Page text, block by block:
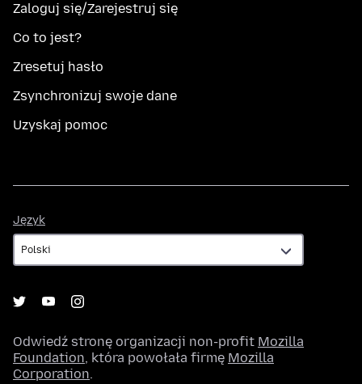
Zaloguj się/Zarejestruj się
Co to jest?
Zresetuj hasło
Zsynchronizuj swoje dane
Uzyskaj pomoc
Język
Odwiedź stronę organizacji non-profit Mozilla
Foundation, która powołała firmę Mozilla
Corporation.